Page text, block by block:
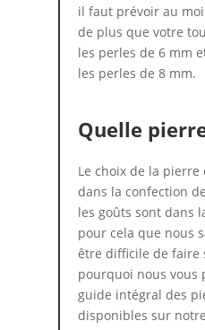
il faut prévoir au
de plus que votre
les perles de 6 mm
les perles de 8 mm.
Quelle
Le choix de la
dans la confection
les goûts sont dans
pour cela que nous
être difficile de faire
pourquoi nous vous
guide intégral des
disponibles sur